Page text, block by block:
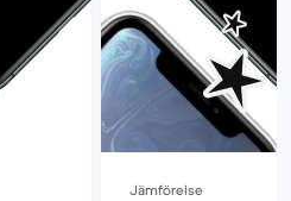
Jämförelse